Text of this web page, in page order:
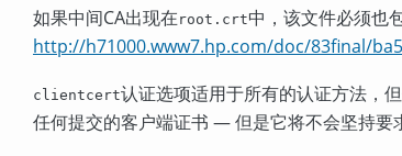
如果中间CA出现在 root.crt中，该文件必须也
http://h71000.www7.hp.com/doc/83final/
clientcert认证选项适用于所有的认证方法，
任何提交的客户端证书 — 但是它将不会坚持要